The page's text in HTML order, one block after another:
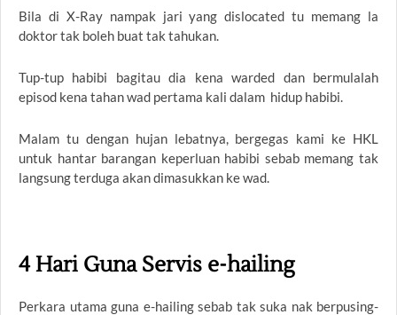
Bila di X-Ray nampak jari yang dislocated tu memang la
doktor tak boleh buat tak tahukan.
Tup-tup habibi bagitau dia kena warded dan bermulalah
episod kena tahan wad pertama kali dalam hidup habibi.
Malam tu dengan hujan lebatnya, bergegas kami ke HKL
untuk hantar barangan keperluan habibi sebab memang tak
langsung terduga akan dimasukkan ke wad.
4 Hari Guna Servis e-hailing
Perkara utama guna e-hailing sebab tak suka nak berpusing-